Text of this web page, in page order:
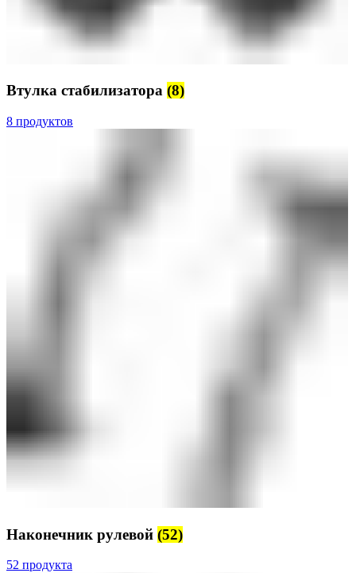
Втулка стабилизатора (8)
8 продуктов
Наконечник рулевой (52)
52 продукта